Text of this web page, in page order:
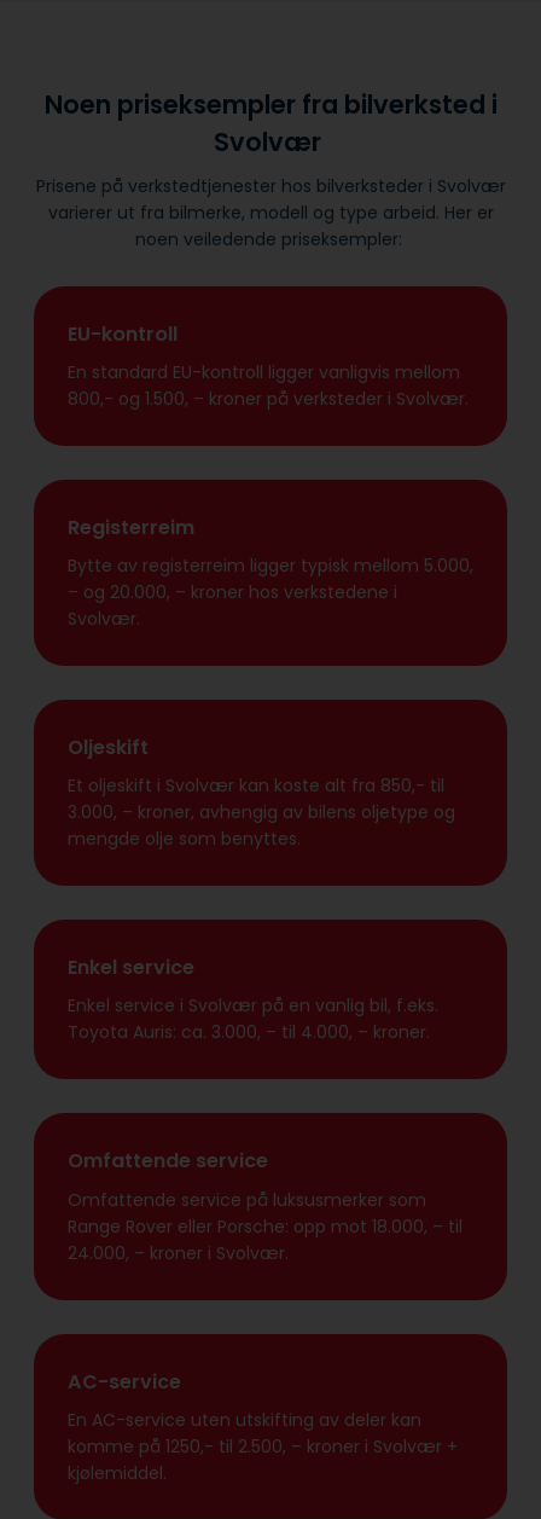
Noen priseksempler fra bilverksted i
Svolvær
Prisene på verkstedtjenester hos bilverksteder i Svolvær
varierer ut fra bilmerke, modell og type arbeid. Her er
noen veiledende priseksempler:
EU-kontroll
En standard EU-kontroll ligger vanligvis mellom
800,- og 1.500, – kroner på verksteder i Svolvær.
Registerreim
Bytte av registerreim ligger typisk mellom 5.000,
– og 20.000, – kroner hos verkstedene i
Svolvær.
Oljeskift
Et oljeskift i Svolvær kan koste alt fra 850,- til
3.000, – kroner, avhengig av bilens oljetype og
mengde olje som benyttes.
Enkel service
Enkel service i Svolvær på en vanlig bil, f.eks.
Toyota Auris: ca. 3.000, – til 4.000, – kroner.
Omfattende service
Omfattende service på luksusmerker som
Range Rover eller Porsche: opp mot 18.000, – til
24.000, – kroner i Svolvær.
AC-service
En AC-service uten utskifting av deler kan
komme på 1250,- til 2.500, – kroner i Svolvær +
kjølemiddel.